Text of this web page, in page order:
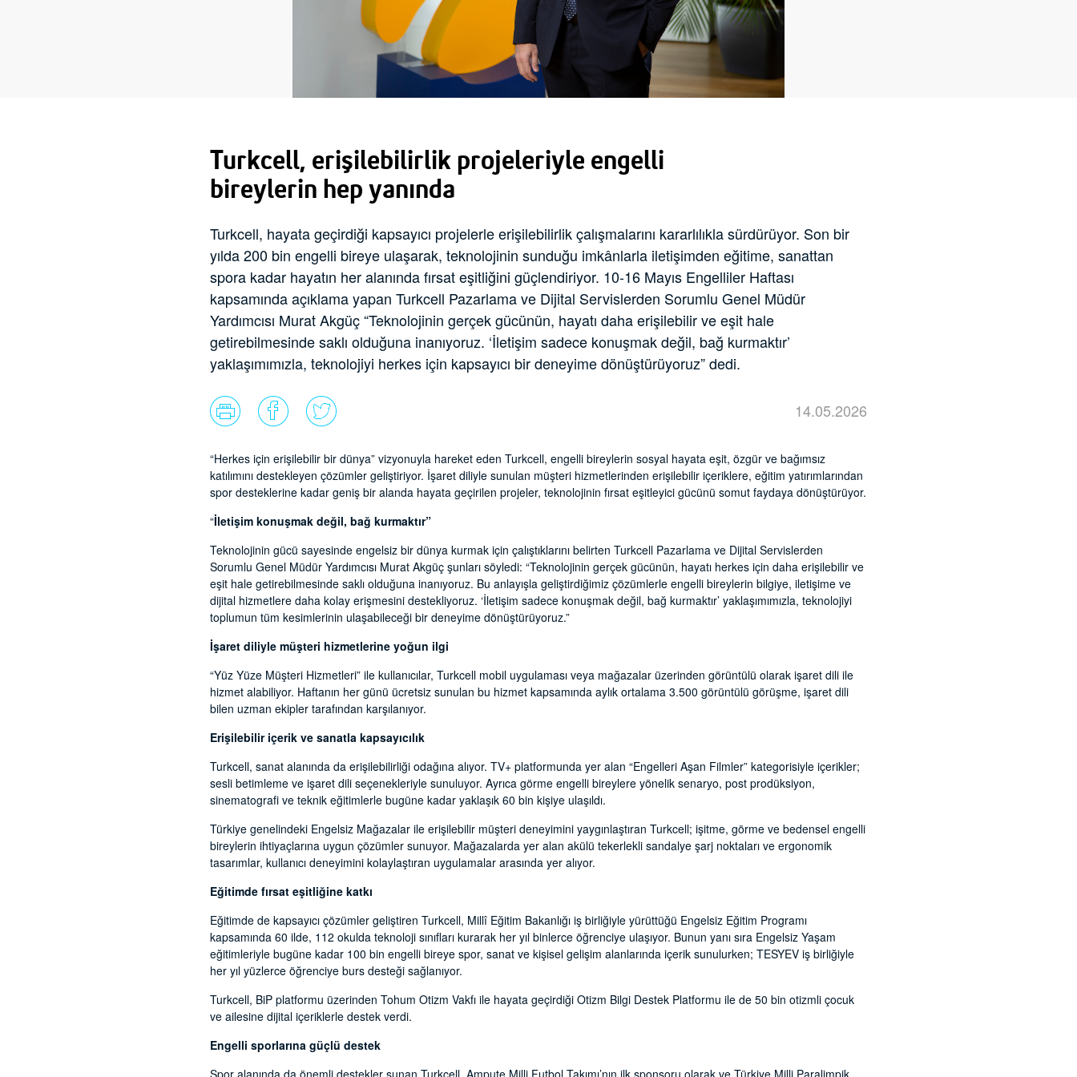
Turkcell, erişilebilirlik projeleriyle engelli
bireylerin hep yanında
Turkcell, hayata geçirdiği kapsayıcı projelerle erişilebilirlik çalışmalarını kararlılıkla sürdürüyor. Son bir
yılda 200 bin engelli bireye ulaşarak, teknolojinin sunduğu imkânlarla iletişimden eğitime, sanattan
spora kadar hayatın her alanında fırsat eşitliğini güçlendiriyor. 10-16 Mayıs Engelliler Haftası
kapsamında açıklama yapan Turkcell Pazarlama ve Dijital Servislerden Sorumlu Genel Müdür
Yardımcısı Murat Akgüç “Teknolojinin gerçek gücünün, hayatı daha erişilebilir ve eşit hale
getirebilmesinde saklı olduğuna inanıyoruz. ‘İletişim sadece konuşmak değil, bağ kurmaktır’
yaklaşımımızla, teknolojiyi herkes için kapsayıcı bir deneyime dönüştürüyoruz” dedi.
14.05.2026
“Herkes için erişilebilir bir dünya” vizyonuyla hareket eden Turkcell, engelli bireylerin sosyal hayata eşit, özgür ve bağımsız
katılımını destekleyen çözümler geliştiriyor. İşaret diliyle sunulan müşteri hizmetlerinden erişilebilir içeriklere, eğitim yatırımlarından
spor desteklerine kadar geniş bir alanda hayata geçirilen projeler, teknolojinin fırsat eşitleyici gücünü somut faydaya dönüştürüyor.
“İletişim konuşmak değil, bağ kurmaktır”
Teknolojinin gücü sayesinde engelsiz bir dünya kurmak için çalıştıklarını belirten Turkcell Pazarlama ve Dijital Servislerden
Sorumlu Genel Müdür Yardımcısı Murat Akgüç şunları söyledi: “Teknolojinin gerçek gücünün, hayatı herkes için daha erişilebilir ve
eşit hale getirebilmesinde saklı olduğuna inanıyoruz. Bu anlayışla geliştirdiğimiz çözümlerle engelli bireylerin bilgiye, iletişime ve
dijital hizmetlere daha kolay erişmesini destekliyoruz. ‘İletişim sadece konuşmak değil, bağ kurmaktır’ yaklaşımımızla, teknolojiyi
toplumun tüm kesimlerinin ulaşabileceği bir deneyime dönüştürüyoruz.”
İşaret diliyle müşteri hizmetlerine yoğun ilgi
“Yüz Yüze Müşteri Hizmetleri” ile kullanıcılar, Turkcell mobil uygulaması veya mağazalar üzerinden görüntülü olarak işaret dili ile
hizmet alabiliyor. Haftanın her günü ücretsiz sunulan bu hizmet kapsamında aylık ortalama 3.500 görüntülü görüşme, işaret dili
bilen uzman ekipler tarafından karşılanıyor.
Erişilebilir içerik ve sanatla kapsayıcılık
Turkcell, sanat alanında da erişilebilirliği odağına alıyor. TV+ platformunda yer alan “Engelleri Aşan Filmler” kategorisiyle içerikler;
sesli betimleme ve işaret dili seçenekleriyle sunuluyor. Ayrıca görme engelli bireylere yönelik senaryo, post prodüksiyon,
sinematografi ve teknik eğitimlerle bugüne kadar yaklaşık 60 bin kişiye ulaşıldı.
Türkiye genelindeki Engelsiz Mağazalar ile erişilebilir müşteri deneyimini yaygınlaştıran Turkcell; işitme, görme ve bedensel engelli
bireylerin ihtiyaçlarına uygun çözümler sunuyor. Mağazalarda yer alan akülü tekerlekli sandalye şarj noktaları ve ergonomik
tasarımlar, kullanıcı deneyimini kolaylaştıran uygulamalar arasında yer alıyor.
Eğitimde fırsat eşitliğine katkı
Eğitimde de kapsayıcı çözümler geliştiren Turkcell, Millî Eğitim Bakanlığı iş birliğiyle yürüttüğü Engelsiz Eğitim Programı
kapsamında 60 ilde, 112 okulda teknoloji sınıfları kurarak her yıl binlerce öğrenciye ulaşıyor. Bunun yanı sıra Engelsiz Yaşam
eğitimleriyle bugüne kadar 100 bin engelli bireye spor, sanat ve kişisel gelişim alanlarında içerik sunulurken; TESYEV iş birliğiyle
her yıl yüzlerce öğrenciye burs desteği sağlanıyor.
Turkcell, BiP platformu üzerinden Tohum Otizm Vakfı ile hayata geçirdiği Otizm Bilgi Destek Platformu ile de 50 bin otizmli çocuk
ve ailesine dijital içeriklerle destek verdi.
Engelli sporlarına güçlü destek